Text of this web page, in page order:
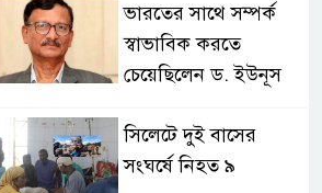
ভারতের সাথে সম্পর্ক
স্বাভাবিক করতে
চেয়েছিলেন ড. ইউনূস
সিলেটে দুই বাসের
সংঘর্ষে নিহত ৯